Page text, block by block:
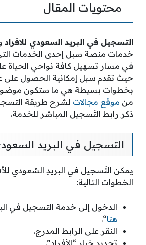
محتويات المقال
التسجيل في البريد السعودي للافراد
خدمات منصة سبل إحدى الخدمات
في مسار تسهيل كافة نواحي الحياة
حيث تقدم سبل إمكانية الحصول على
بخطوات بسيطة هي ما ستكون موضوع
من موقع مجالات لشرح طريقة
ذكر رابط التَسجيل المباشر للخدمة.
التسجيل في البريد
يمكن التَسجيل في البريدِ السُعودي
الخطوات التالية:
الدخول إلى خدمة التسجيل في
هنا“.
النقر على الرابط المدرج.